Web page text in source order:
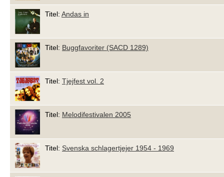
Titel: Andas in
Titel: Buggfavoriter (SACD 1289)
Titel: Tjejfest vol. 2
Titel: Melodifestivalen 2005
Titel: Svenska schlagertjejer 1954 - 1969